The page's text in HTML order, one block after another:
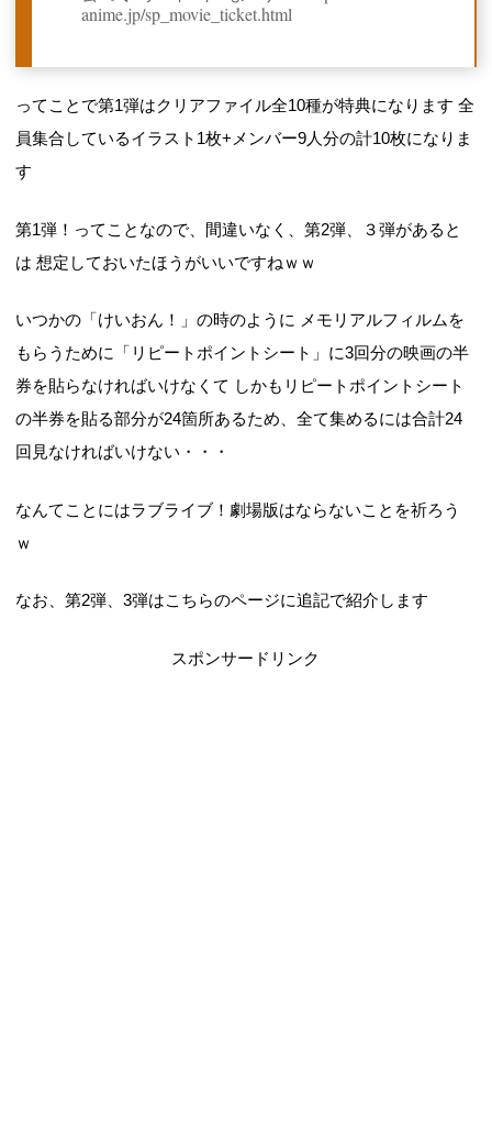
anime.jp/sp_movie_ticket.html
ってことで第1弾はクリアファイル全10種が特典になります 全
員集合しているイラスト1枚+メンバー9人分の計10枚になりま
す
第1弾！ってことなので、間違いなく、第2弾、３弾があると
は 想定しておいたほうがいいですねｗｗ
いつかの「けいおん！」の時のように メモリアルフィルムを
もらうために「リピートポイントシート」に3回分の映画の半
券を貼らなければいけなくて しかもリピートポイントシート
の半券を貼る部分が24箇所あるため、全て集めるには合計24
回見なければいけない・・・
なんてことにはラブライブ！劇場版はならないことを祈ろう
ｗ
なお、第2弾、3弾はこちらのページに追記で紹介します
スポンサードリンク